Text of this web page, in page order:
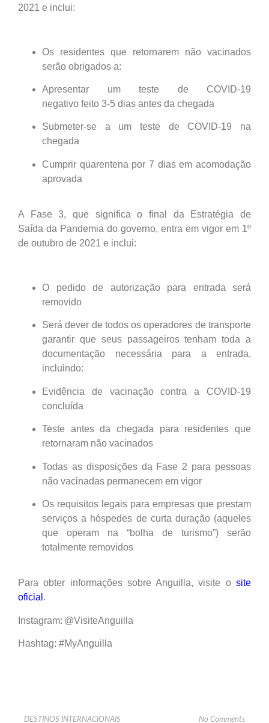
2021 e inclui:
Os residentes que retornarem não vacinados
serão obrigados a:
Apresentar um teste de COVID-19
negativo feito 3-5 dias antes da chegada
Submeter-se a um teste de COVID-19 na
chegada
Cumprir quarentena por 7 dias em acomodação
aprovada
A Fase 3, que significa o final da Estratégia de
Saída da Pandemia do governo, entra em vigor em 1º
de outubro de 2021 e inclui:
O pedido de autorização para entrada será
removido
Será dever de todos os operadores de transporte
garantir que seus passageiros tenham toda a
documentação necessária para a entrada,
incluindo:
Evidência de vacinação contra a COVID-19
concluída
Teste antes da chegada para residentes que
retornaram não vacinados
Todas as disposições da Fase 2 para pessoas
não vacinadas permanecem em vigor
Os requisitos legais para empresas que prestam
serviços a hóspedes de curta duração (aqueles
que operam na “bolha de turismo”) serão
totalmente removidos
Para obter informações sobre Anguilla, visite o site
oficial .
Instagram: @VisiteAnguilla
Hashtag: #MyAnguilla
DESTINOS INTERNACIONAIS No Comments